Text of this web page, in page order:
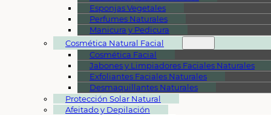
Esponjas Vegetales
Perfumes Naturales
Manicura y Pedicura
Cosmética Natural Facial
Cosmética Facial
Jabones y Limpiadores Faciales Naturales
Exfoliantes Faciales Naturales
Desmaquillantes Naturales
Protección Solar Natural
Afeitado y Depilación